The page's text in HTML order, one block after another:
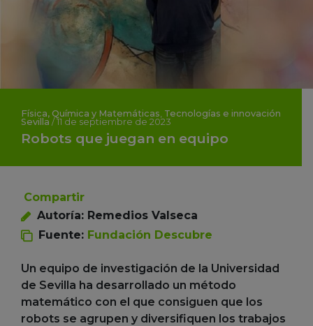
Física, Química y Matemáticas, Tecnologías e innovación
Sevilla / 11 de septiembre de 2023
Robots que juegan en equipo
Compartir
Autoría: Remedios Valseca
Fuente: Fundación Descubre
Un equipo de investigación de la Universidad
de Sevilla ha desarrollado un método
matemático con el que consiguen que los
robots se agrupen y diversifiquen los trabajos